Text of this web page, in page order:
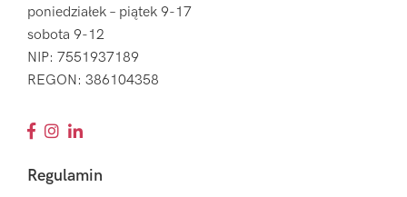
poniedziałek – piątek 9-17
sobota 9-12
NIP: 7551937189
REGON: 386104358
Regulamin